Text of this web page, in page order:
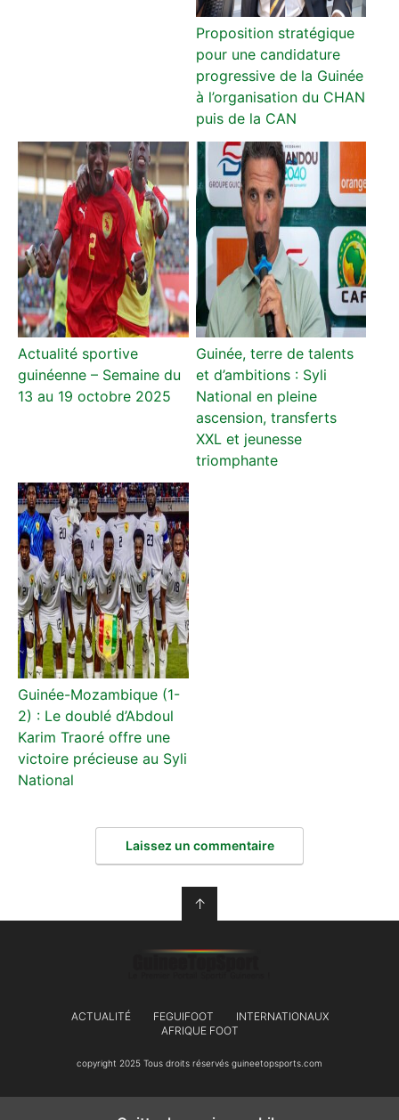
Proposition stratégique
pour une candidature
progressive de la Guinée
à l’organisation du CHAN
puis de la CAN
Actualité sportive
guinéenne – Semaine du
13 au 19 octobre 2025
Guinée, terre de talents
et d’ambitions : Syli
National en pleine
ascension, transferts
XXL et jeunesse
triomphante
Guinée-Mozambique (1-
2) : Le doublé d’Abdoul
Karim Traoré offre une
victoire précieuse au Syli
National
Laissez un commentaire
↑
ACTUALITÉ FEGUIFOOT
INTERNATIONAUX
AFRIQUE FOOT
copyright 2025 Tous droits réservés guineetopsports.com